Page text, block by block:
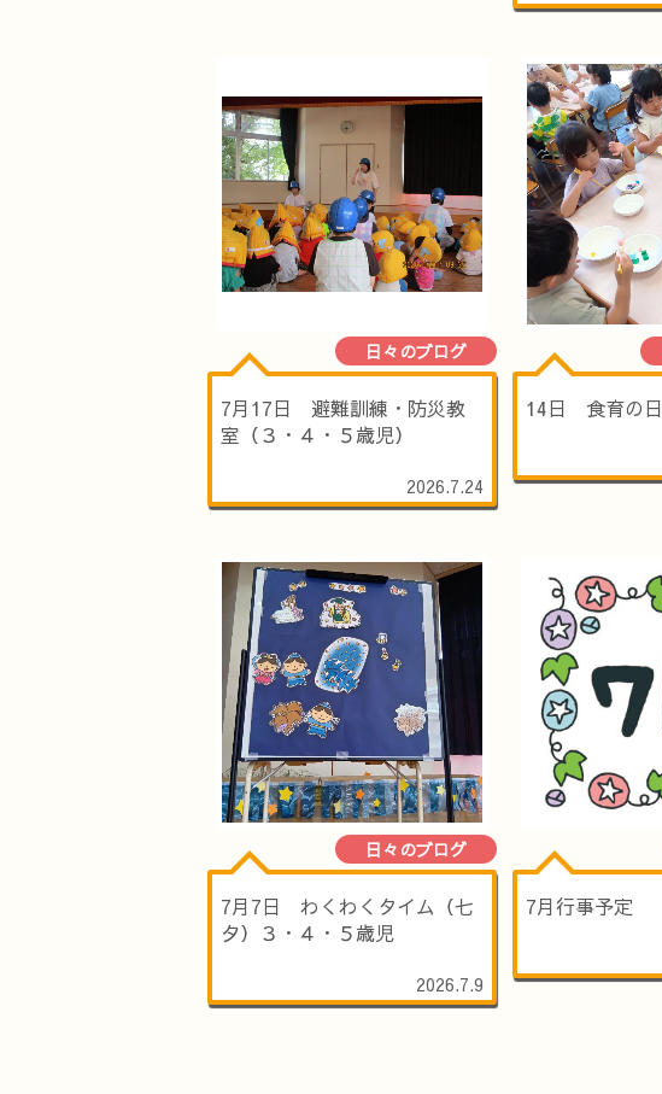
日々のブログ
7月17日 避難訓練・防災教
室（３・４・５歳児）
2026.7.24
14日 食育の
日々のブログ
7月7日 わくわくタイム（七
夕）３・４・５歳児
2026.7.9
7月行事予定